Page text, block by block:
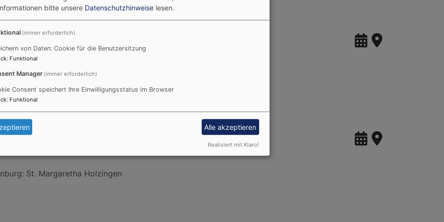
8:45 Uhr
St. Margaretha Holzingen
10 Uhr
St. Margaretha Holzingen
bitte unsere Datenschutzhinweise lesen.
(immer erforderlich)
von Daten: Cookie für die Benutzersitzung
: Funktional
Manager (immer erforderlich)
Consent speichert Ihre Einwilligungsstatus im Browser
: Funktional
Alle akzeptieren
Realisiert mit Klaro!